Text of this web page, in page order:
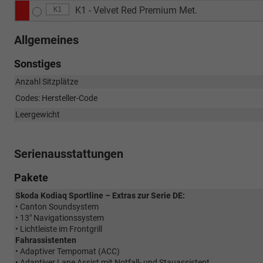
K1 K1 - Velvet Red Premium Met.
Allgemeines
Sonstiges
Anzahl Sitzplätze
Codes: Hersteller-Code
Leergewicht
Serienausstattungen
Pakete
Skoda Kodiaq Sportline – Extras zur Serie DE:
• Canton Soundsystem
• 13" Navigationssystem
• Lichtleiste im Frontgrill
Fahrassistenten
• Adaptiver Tempomat (ACC)